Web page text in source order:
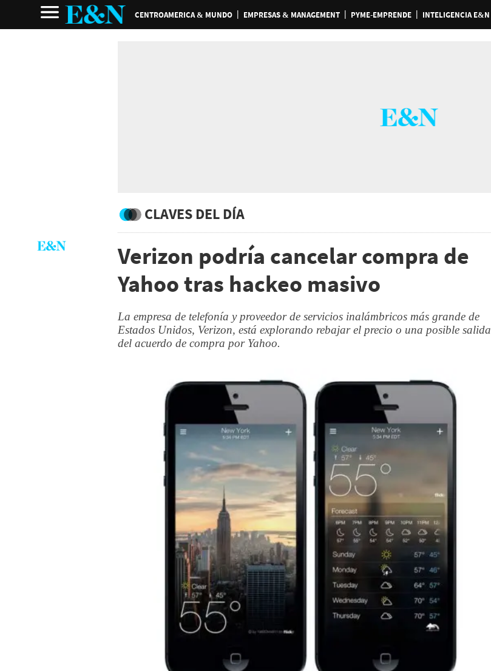
CENTROAMERICA & MUNDO EMPRESAS & MANAGEMENT PYME-EMPRENDE INTELIGENCIA E&N
CLAVES DEL DÍA
Verizon podría cancelar compra de
Yahoo tras hackeo masivo
La empresa de telefonía y proveedor de servicios inalámbricos más grande de
Estados Unidos, Verizon, está explorando rebajar el precio o una posible salida
del acuerdo de compra por Yahoo.